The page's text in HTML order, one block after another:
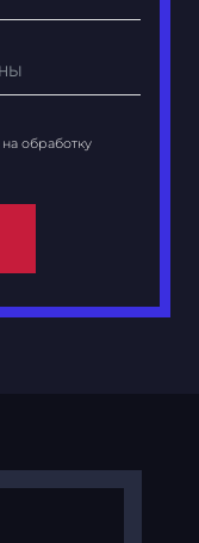
на обработку